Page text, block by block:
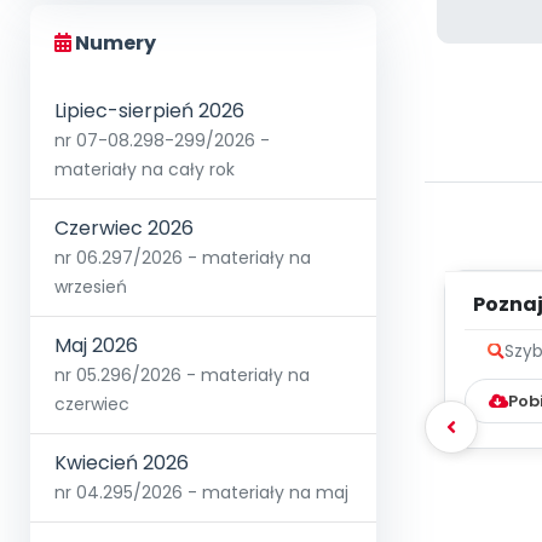
Numery
Lipiec-sierpień 2026
nr 07-08.298-299/2026 -
materiały na cały rok
Czerwiec 2026
nr 06.297/2026 - materiały na
wrzesień
Maj 2026
nr 05.296/2026 - materiały na
czerwiec
Kwiecień 2026
nr 04.295/2026 - materiały na maj